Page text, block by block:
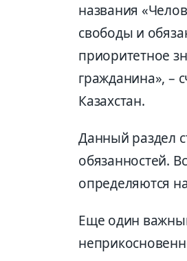
названия
свободы и
приоритетное
гражданина», –
Казахстан.
Данный раздел
обязанностей.
определяются
Еще один